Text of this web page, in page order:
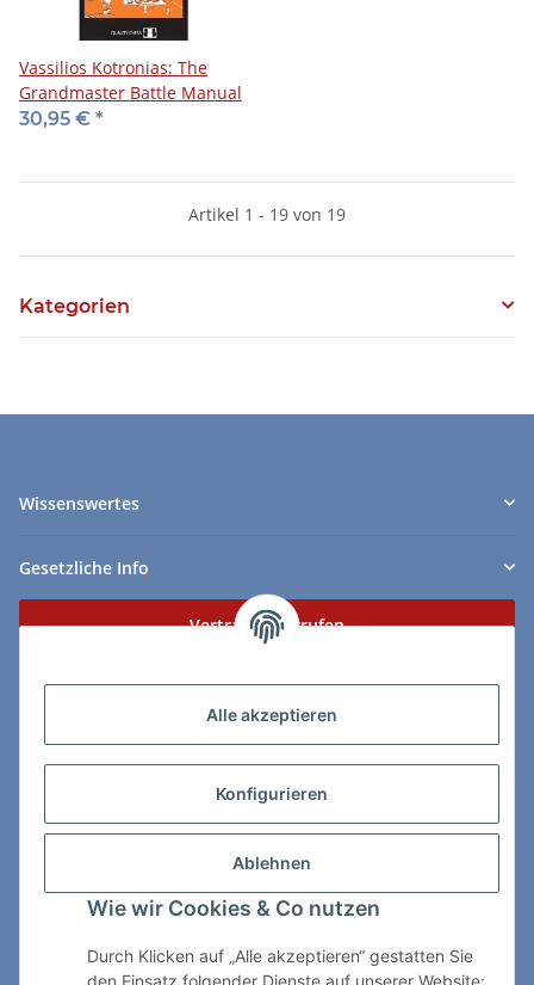
Alle akzeptieren
Konfigurieren
Ablehnen
Wie wir Cookies & Co nutzen
Durch Klicken auf „Alle akzeptieren“ gestatten Sie
den Einsatz folgender Dienste auf unserer Website:
Vassilios Kotronias: The
Grandmaster Battle Manual
30,95 € *
Artikel 1 - 19 von 19
Kategorien
Wissenswertes
Gesetzliche Info
Vertrag widerrufen
ChessWare Schachversand
89264 Weissenhorn